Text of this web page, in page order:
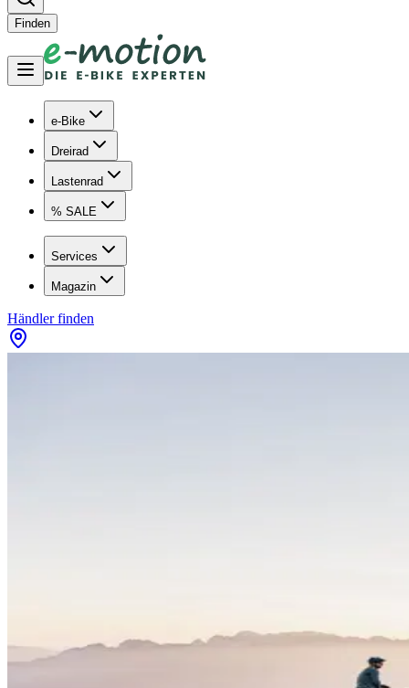
Finden
e-Bike
Dreirad
Lastenrad
% SALE
Services
Magazin
Händler finden